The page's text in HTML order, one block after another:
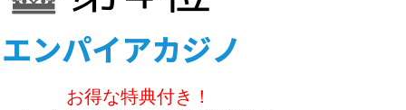
お得な特典付き！